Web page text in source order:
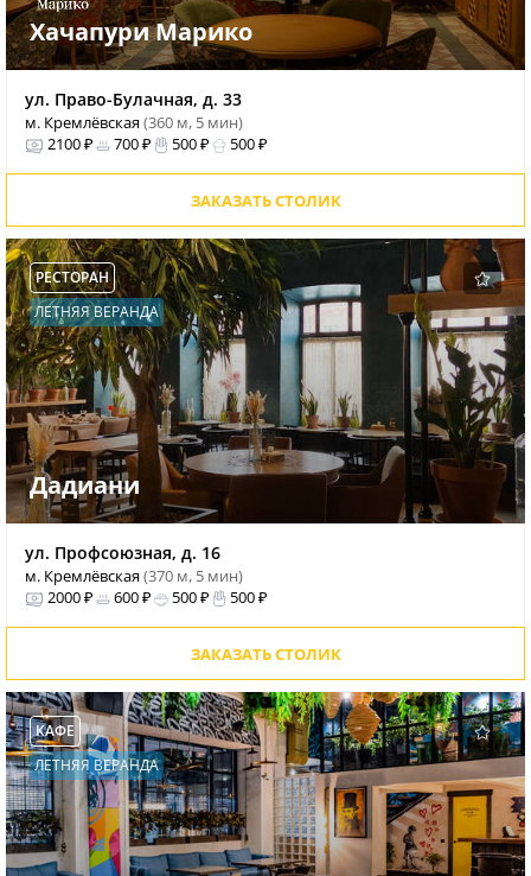
Хачапури Марико
ул. Право-Булачная, д. 33
м. Кремлёвская(360 м, 5 мин)
2100 ₽
700 ₽ 500 ₽ 500 ₽
ЗАКАЗАТЬ СТОЛИК
РЕСТОРАН
ЛЕТНЯЯ ВЕРАНДА
Дадиани
ул. Профсоюзная, д. 16
м. Кремлёвская(370 м, 5 мин)
2000 ₽
600 ₽ 500 ₽ 500 ₽
ЗАКАЗАТЬ СТОЛИК
КАФЕ
ЛЕТНЯЯ ВЕРАНДА